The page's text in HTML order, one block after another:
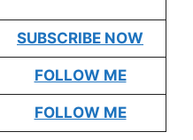
SUBSCRIBE NOW
FOLLOW ME
FOLLOW ME